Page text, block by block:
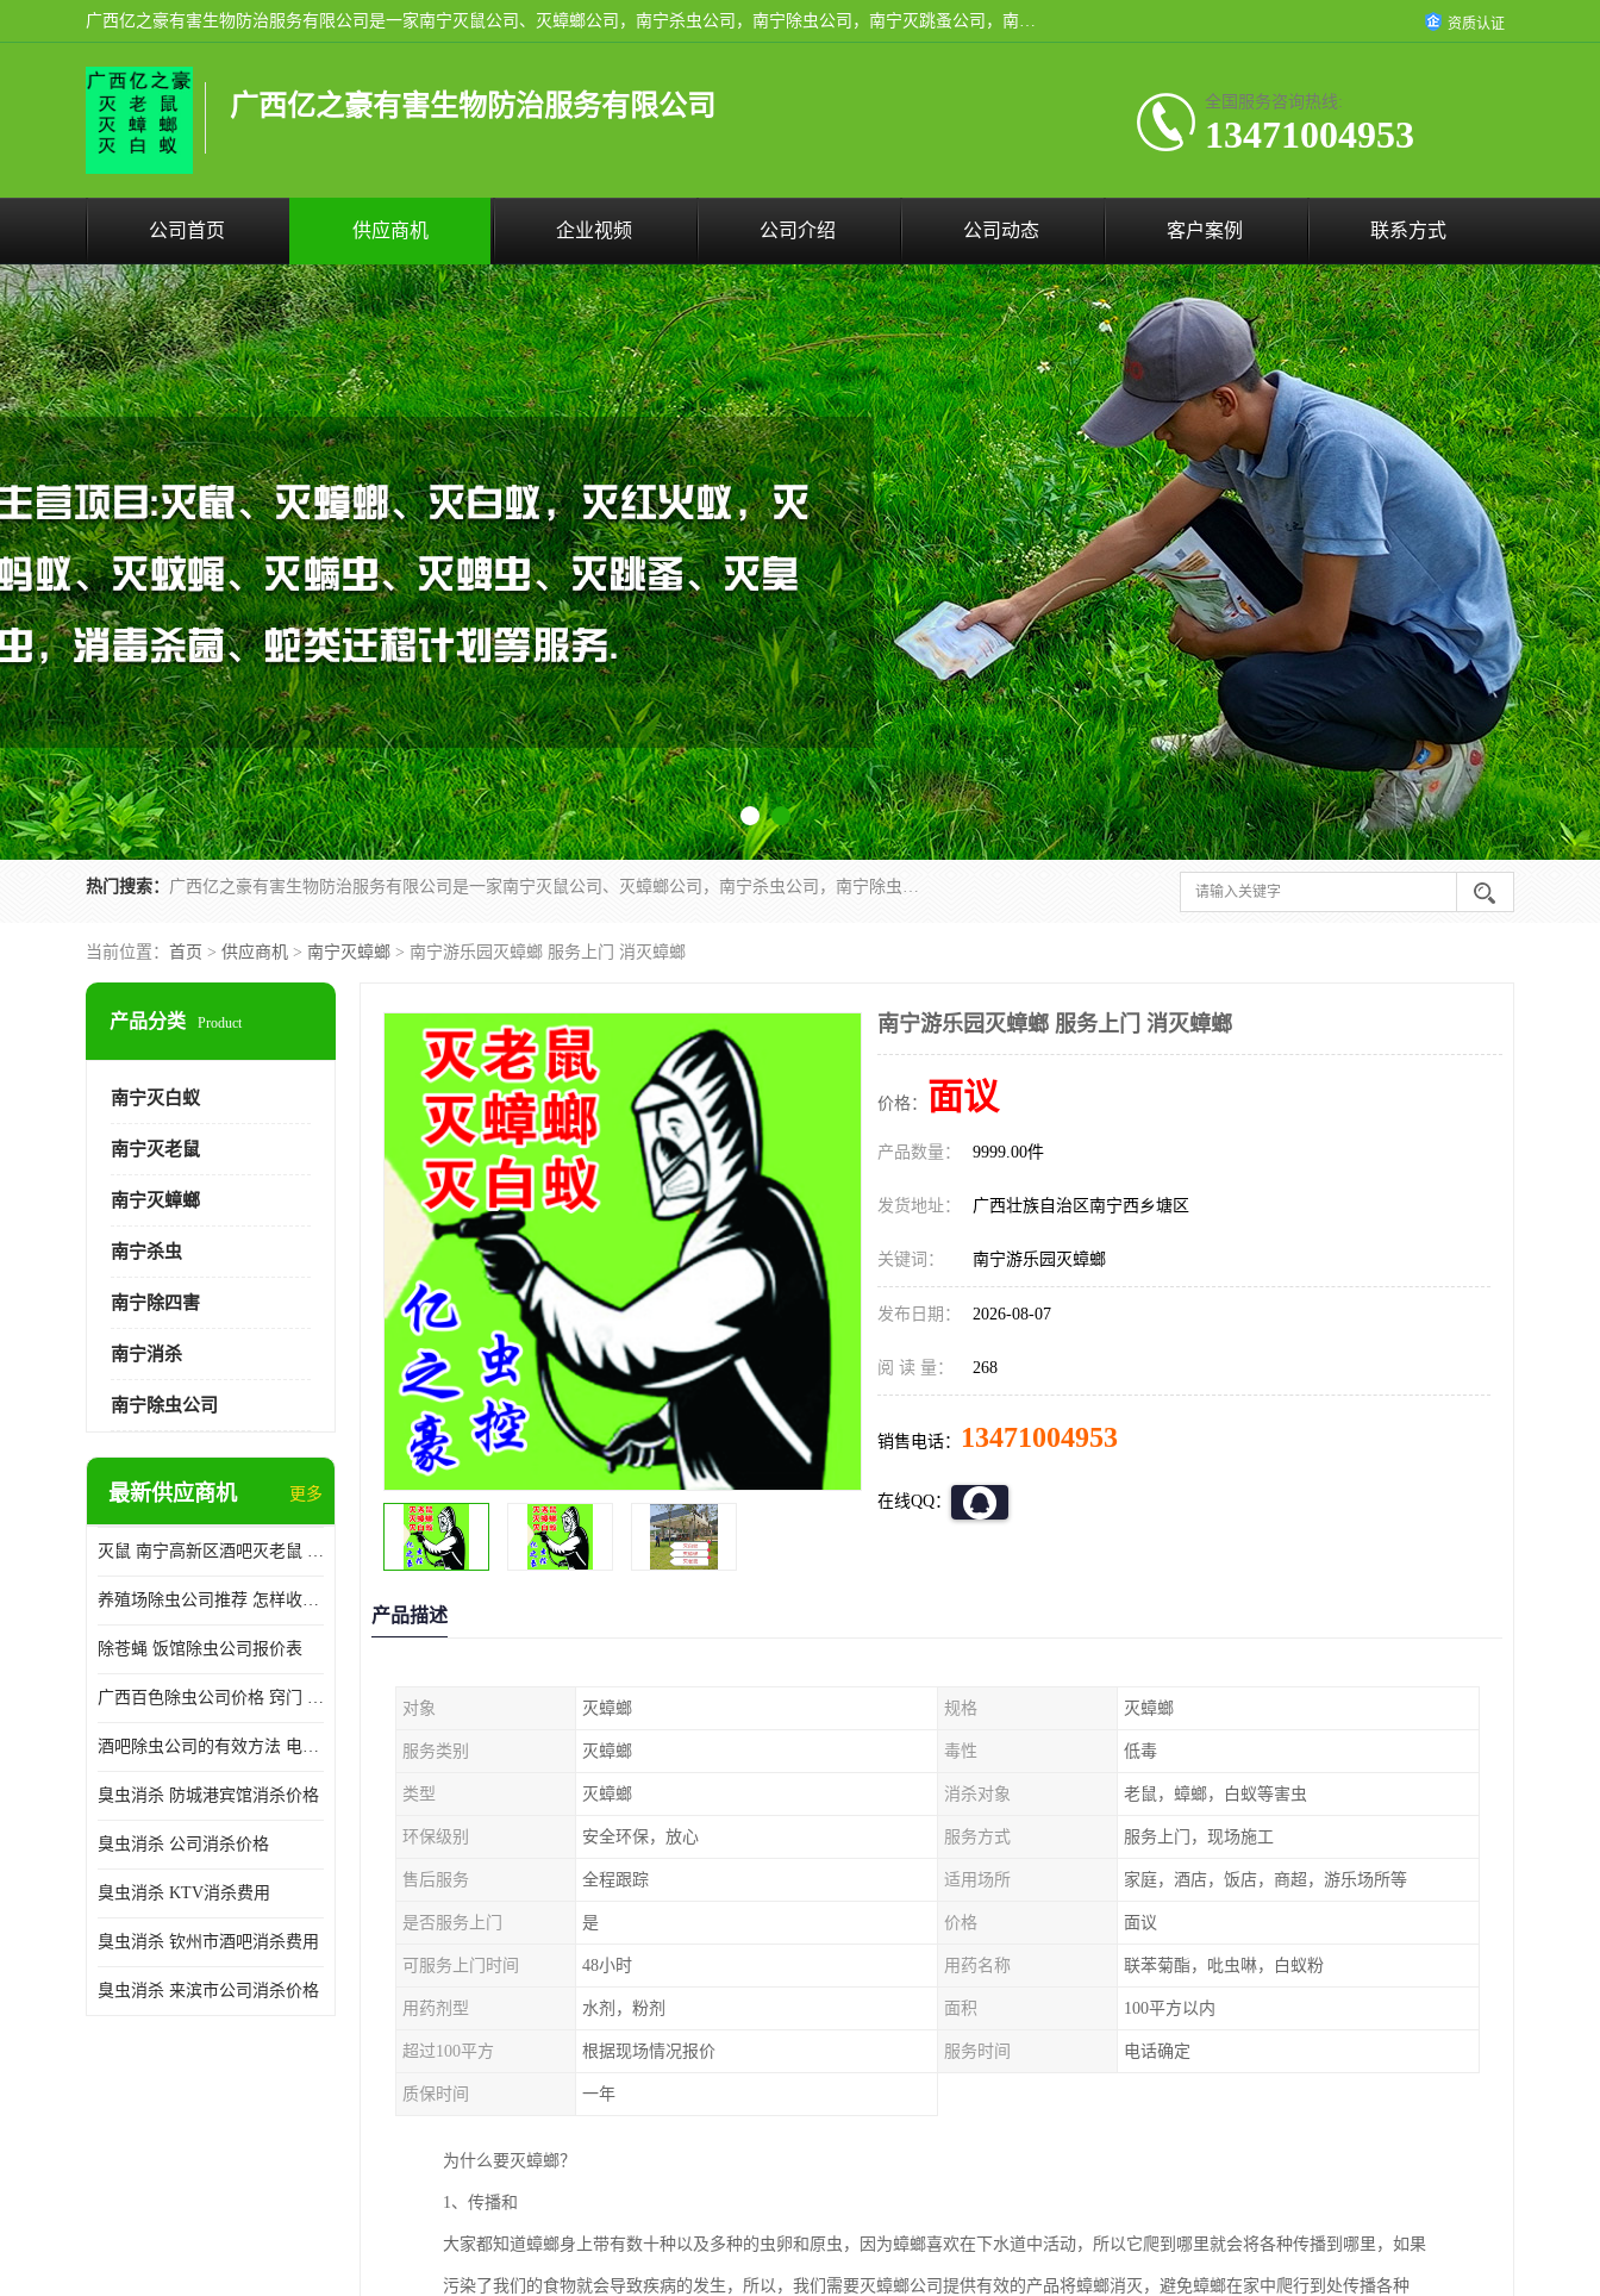
广西亿之豪有害生物防治服务有限公司是一家南宁灭鼠公司、灭蟑螂公司，南宁杀虫公司，南宁除虫公司，南宁灭跳蚤公司，南宁灭白蚁公司，南宁除四害公司,广西亿之豪有害生物防治服务有限公司专业灭蟑螂,除臭虫,其他害虫,服务上门,安全环保,售后保障,一次消杀，竭诚为您服务. 资质认证
广西亿之豪有害生物防治服务有限公司 全国服务咨询热线:
13471004953
公司首页 供应商机 企业视频 公司介绍 公司动态 客户案例 联系方式
热门搜索： 广西亿之豪有害生物防治服务有限公司是一家南宁灭鼠公司、灭蟑螂公司，南宁杀虫公司，南宁除虫公司，南宁灭跳蚤公司，南宁灭白蚁公司，南宁除四害公司,广西亿之豪有害生物防治服务有限公司专业灭蟑螂,除臭虫,其他害虫,服务上门,安全环保,售后保障,一次消杀，竭诚为您服务.
当前位置： 首页 > 供应商机 > 南宁灭蟑螂 > 南宁游乐园灭蟑螂 服务上门 消灭蟑螂
产品分类 Product
南宁灭白蚁
南宁灭老鼠
南宁灭蟑螂
南宁杀虫
南宁除四害
南宁消杀
南宁除虫公司
最新供应商机 更多
灭鼠 南宁高新区酒吧灭老鼠 诚信经营
养殖场除虫公司推荐 怎样收费 除苍蝇
除苍蝇 饭馆除虫公司报价表
广西百色除虫公司价格 窍门 除蟑螂
酒吧除虫公司的有效方法 电话 除螨虫
臭虫消杀 防城港宾馆消杀价格
臭虫消杀 公司消杀价格
臭虫消杀 KTV消杀费用
臭虫消杀 钦州市酒吧消杀费用
臭虫消杀 来滨市公司消杀价格
南宁游乐园灭蟑螂 服务上门 消灭蟑螂
价格： 面议
产品数量： 9999.00件
发货地址： 广西壮族自治区南宁西乡塘区
关键词： 南宁游乐园灭蟑螂
发布日期： 2026-08-07
阅 读 量： 268
销售电话： 13471004953
在线QQ：
产品描述
对象 灭蟑螂 规格 灭蟑螂
服务类别 灭蟑螂 毒性 低毒
类型 灭蟑螂 消杀对象 老鼠，蟑螂，白蚁等害虫
环保级别 安全环保，放心 服务方式 服务上门，现场施工
售后服务 全程跟踪 适用场所 家庭，酒店，饭店，商超，游乐场所等
是否服务上门 是 价格 面议
可服务上门时间 48小时 用药名称 联苯菊酯，吡虫啉，白蚁粉
用药剂型 水剂，粉剂 面积 100平方以内
超过100平方 根据现场情况报价 服务时间 电话确定
质保时间 一年
为什么要灭蟑螂？
1、传播和
大家都知道蟑螂身上带有数十种以及多种的虫卵和原虫，因为蟑螂喜欢在下水道中活动，所以它爬到哪里就会将各种传播到哪里，如果
污染了我们的食物就会导致疾病的发生，所以，我们需要灭蟑螂公司提供有效的产品将蟑螂消灭，避免蟑螂在家中爬行到处传播各种